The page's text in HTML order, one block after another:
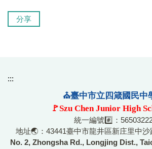
分享
:::
⛪臺中市立四箴國民中
🚩Szu Chen Junior High
統一編號#️⃣：
地址🌏：43441臺中市龍井區新庄里中沙
No. 2, Zhongsha Rd., Longjing Dist.,